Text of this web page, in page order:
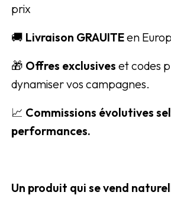
prix
🚚 Livraison GRAUITEen
🎁 Offres exclusives et codes
dynamiser vos campagnes.
📈 Commissions évolutives
performances.
Un produit qui se vend